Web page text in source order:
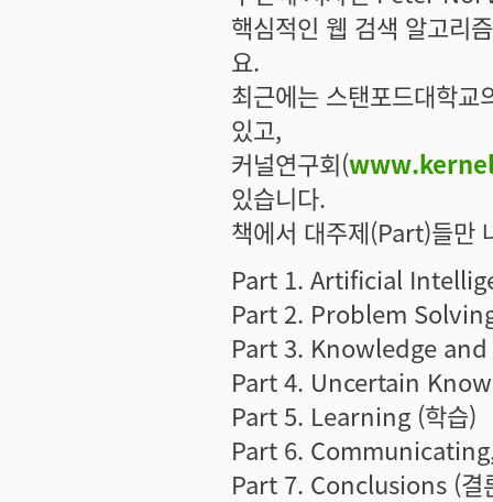
핵심적인 웹 검색 알고리
요.
최근에는 스탠포드대학
있고,
커널연구회(
있습니다.
책에서 대주제(Part)들만
Part 1. Artificial
Part 2. Problem
Part 3. Knowledge and
Part 4. Uncertain
Part 5. Learning (학습)
Part 6.
Part 7. Conclusions (결